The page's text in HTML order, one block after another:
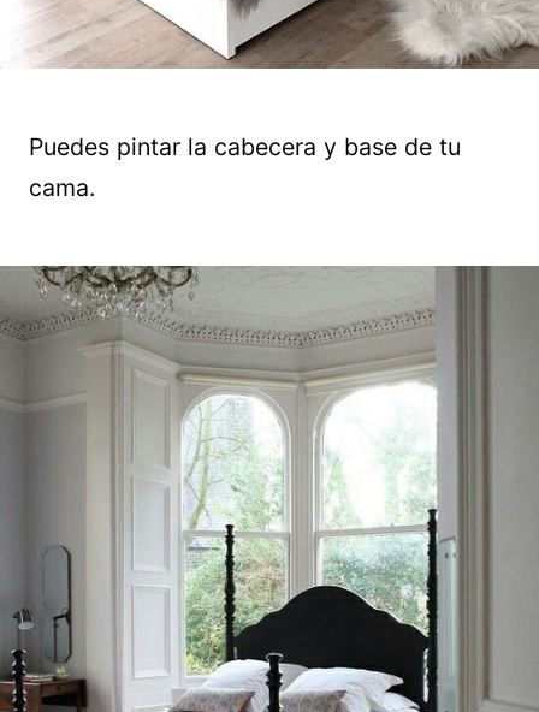
Puedes pintar la cabecera y base de tu
cama.